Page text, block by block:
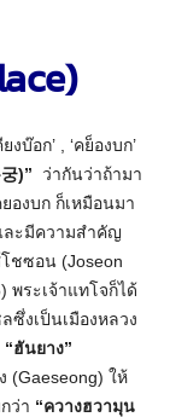
งบ๊อก’ , ‘คย็องบก’
)” ว่ากันว่าถ้ามา
องบก ก็เหมือนมา
ละมีความสำคัญ
ชซอน (Joseon
พระเจ้าแทโจก็ได้
ซึ่งเป็นเมืองหลวง
“ฮันยาง”
(Gaeseong) ให้
ว่า “ควางฮวามุน